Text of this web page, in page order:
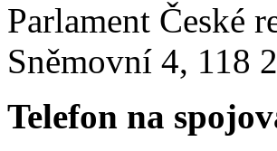
Parlament České
Sněmovní 4, 118
Telefon na